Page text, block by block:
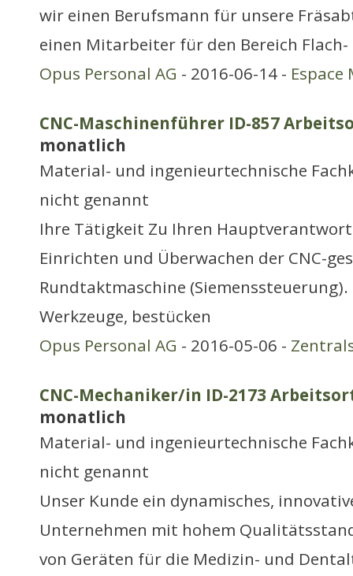
wir einen Berufsmann für unsere
einen Mitarbeiter für den Bereich
Opus Personal AG - 2016-06-14 -
CNC-Maschinenführer ID-857
monatlich
Material- und ingenieurtechnische
nicht genannt
Ihre Tätigkeit Zu Ihren
Einrichten und Überwachen der CNC-
Rundtaktmaschine (Siemenssteuerung).
Werkzeuge, bestücken
Opus Personal AG - 2016-05-06 -
CNC-Mechaniker/in ID-2173
monatlich
Material- und ingenieurtechnische
nicht genannt
Unser Kunde ein dynamisches,
Unternehmen mit hohem
von Geräten für die Medizin- und